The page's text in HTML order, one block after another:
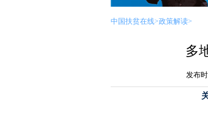
中国扶贫在线>政策解读>
多
发布